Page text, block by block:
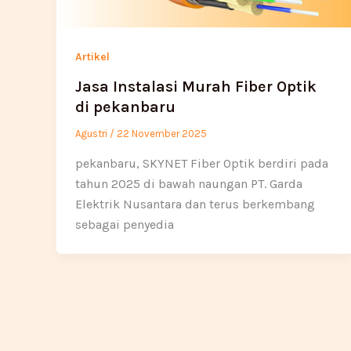
Artikel
Jasa Instalasi Murah Fiber Optik
di pekanbaru
Agustri / 22 November 2025
pekanbaru, SKYNET Fiber Optik berdiri pada
tahun 2025 di bawah naungan PT. Garda
Elektrik Nusantara dan terus berkembang
sebagai penyedia